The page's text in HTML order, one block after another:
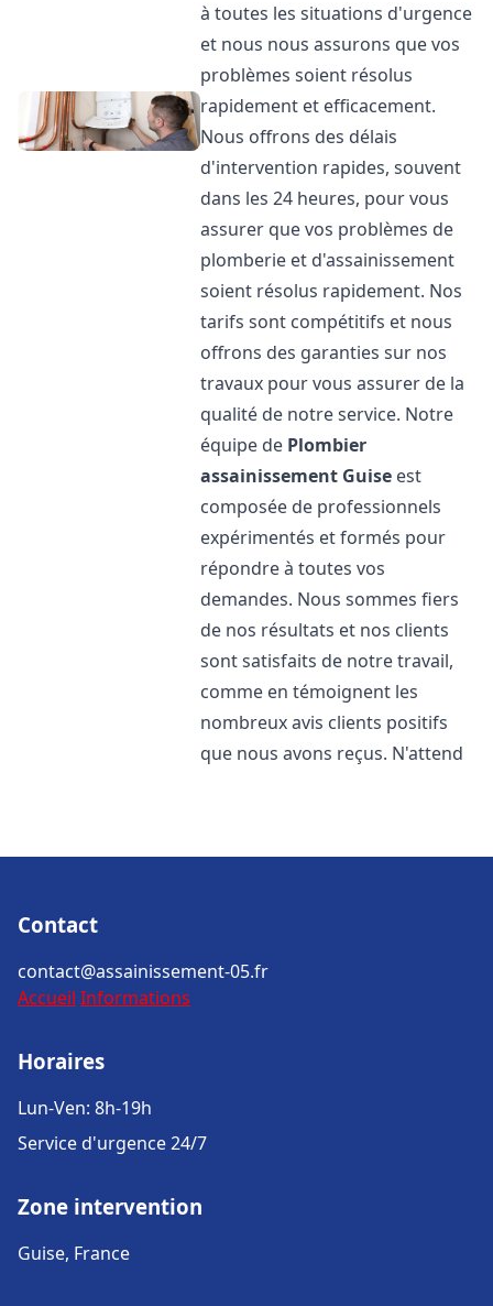
à toutes les situations d'urgence
et nous nous assurons que vos
problèmes soient résolus
rapidement et efficacement.
Nous offrons des délais
d'intervention rapides, souvent
dans les 24 heures, pour vous
assurer que vos problèmes de
plomberie et d'assainissement
soient résolus rapidement. Nos
tarifs sont compétitifs et nous
offrons des garanties sur nos
travaux pour vous assurer de la
qualité de notre service. Notre
équipe de Plombier
assainissement Guise est
composée de professionnels
expérimentés et formés pour
répondre à toutes vos
demandes. Nous sommes fiers
de nos résultats et nos clients
sont satisfaits de notre travail,
comme en témoignent les
nombreux avis clients positifs
que nous avons reçus. N'attend
Contact
contact@assainissement-05.fr
Accueil Informations
Horaires
Lun-Ven: 8h-19h
Service d'urgence 24/7
Zone intervention
Guise, France